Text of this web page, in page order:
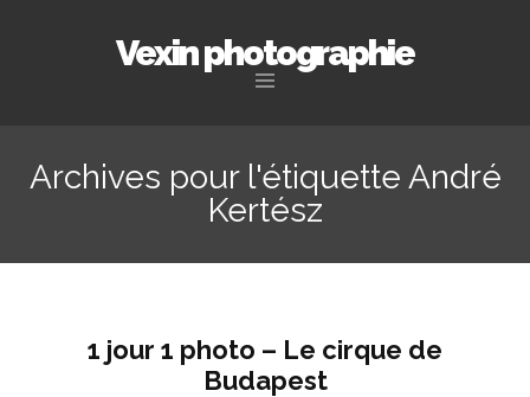
Vexin photographie
contenu
principal
Archives pour l'étiquette André
Kertész
1 jour 1 photo – Le cirque de
Budapest